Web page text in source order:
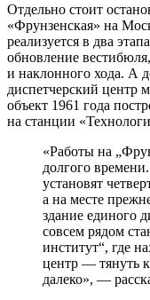
Отдельно стоит
«Фрунзенская» на
реализуется в два
обновление
и наклонного хода. А
диспетчерский центр
объект 1961 года
на станции
«Работы на
долгого
установят
а на месте
здание единого
совсем рядом
институт“, где
центр — тянуть
далеко», —